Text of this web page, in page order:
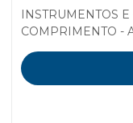
INSTRUMENTOS
COMPRIMENTO -